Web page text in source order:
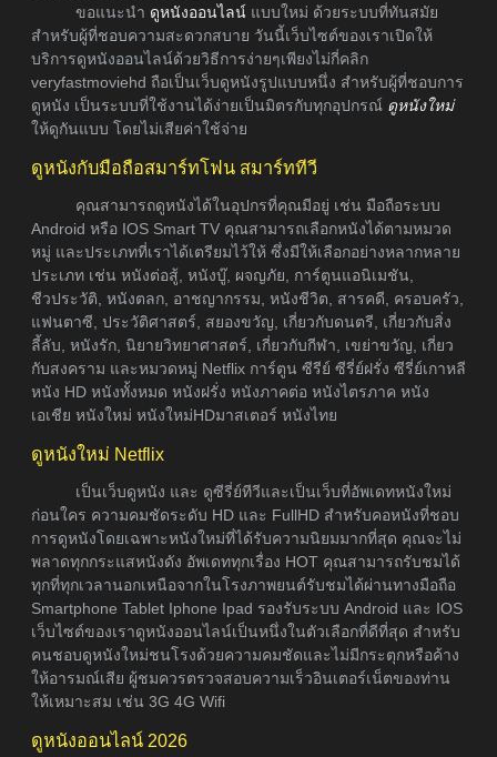
ขอแนะนำ ดูหนังออนไลน์ แบบใหม่ ด้วยระบบที่ทันสมัย
สำหรับผู้ที่ชอบความสะดวกสบาย วันนี้เว็บไซต์ของเราเปิดให้
บริการดูหนังออนไลน์ด้วยวิธีการง่ายๆเพียงไม่กี่คลิก
veryfastmoviehd ถือเป็นเว็บดูหนังรูปแบบหนึ่ง สำหรับผู้ที่ชอบการ
ดูหนัง เป็นระบบที่ใช้งานได้ง่ายเป็นมิตรกับทุกอุปกรณ์ ดูหนังใหม่
ให้ดูกันแบบ โดยไม่เสียค่าใช้จ่าย
ดูหนังกับมือถือสมาร์ทโฟน สมาร์ททีวี
คุณสามารถดูหนังได้ในอุปกรที่คุณมีอยู่ เช่น มือถือระบบ
Android หรือ IOS Smart TV คุณสามารถเลือกหนังได้ตามหมวด
หมู่ และประเภทที่เราได้เตรียมไว้ให้ ซึ่งมีให้เลือกอย่างหลากหลาย
ประเภท เช่น หนังต่อสู้, หนังบู๊, ผจญภัย, การ์ตูนแอนิเมชัน,
ชีวประวัติ, หนังตลก, อาชญากรรม, หนังชีวิต, สารคดี, ครอบครัว,
แฟนตาซี, ประวัติศาสตร์, สยองขวัญ, เกี่ยวกับดนตรี, เกี่ยวกับสิ่ง
ลี้ลับ, หนังรัก, นิยายวิทยาศาสตร์, เกี่ยวกับกีฬา, เขย่าขวัญ, เกี่ยว
กับสงคราม และหมวดหมู่ Netflix การ์ตูน ซีรีย์ ซีรี่ย์ฝรั่ง ซีรี่ย์เกาหลี
หนัง HD หนังทั้งหมด หนังฝรั่ง หนังภาคต่อ หนังไตรภาค หนัง
เอเชีย หนังใหม่ หนังใหม่HDมาสเตอร์ หนังไทย
ดูหนังใหม่ Netflix
เป็นเว็บดูหนัง และ ดูซีรี่ย์ทีวีและเป็นเว็บที่อัพเดทหนังใหม่
ก่อนใคร ความคมชัดระดับ HD และ FullHD สำหรับคอหนังที่ชอบ
การดูหนังโดยเฉพาะหนังใหม่ที่ได้รับความนิยมมากที่สุด คุณจะไม่
พลาดทุกกระแสหนังดัง อัพเดททุกเรื่อง HOT คุณสามารถรับชมได้
ทุกที่ทุกเวลานอกเหนือจากในโรงภาพยนต์รับชมได้ผ่านทางมือถือ
Smartphone Tablet Iphone Ipad รองรับระบบ Android และ IOS
เว็บไซต์ของเราดูหนังออนไลน์เป็นหนึ่งในตัวเลือกที่ดีที่สุด สำหรับ
คนชอบดูหนังใหม่ชนโรงด้วยความคมชัดและไม่มีกระตุกหรือค้าง
ให้อารมณ์เสีย ผู้ชมควรตรวจสอบความเร็วอินเตอร์เน็ตของท่าน
ให้เหมาะสม เช่น 3G 4G Wifi
ดูหนังออนไลน์ 2026